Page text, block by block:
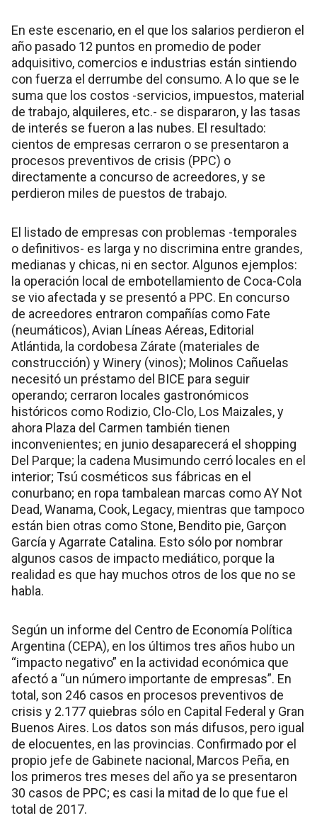
En este escenario, en el que los salarios perdieron el
año pasado 12 puntos en promedio de poder
adquisitivo, comercios e industrias están sintiendo
con fuerza el derrumbe del consumo. A lo que se le
suma que los costos -servicios, impuestos, material
de trabajo, alquileres, etc.- se dispararon, y las tasas
de interés se fueron a las nubes. El resultado:
cientos de empresas cerraron o se presentaron a
procesos preventivos de crisis (PPC) o
directamente a concurso de acreedores, y se
perdieron miles de puestos de trabajo.
El listado de empresas con problemas -temporales
o definitivos- es larga y no discrimina entre grandes,
medianas y chicas, ni en sector. Algunos ejemplos:
la operación local de embotellamiento de Coca-Cola
se vio afectada y se presentó a PPC. En concurso
de acreedores entraron compañías como Fate
(neumáticos), Avian Líneas Aéreas, Editorial
Atlántida, la cordobesa Zárate (materiales de
construcción) y Winery (vinos); Molinos Cañuelas
necesitó un préstamo del BICE para seguir
operando; cerraron locales gastronómicos
históricos como Rodizio, Clo-Clo, Los Maizales, y
ahora Plaza del Carmen también tienen
inconvenientes; en junio desaparecerá el shopping
Del Parque; la cadena Musimundo cerró locales en el
interior; Tsú cosméticos sus fábricas en el
conurbano; en ropa tambalean marcas como AY Not
Dead, Wanama, Cook, Legacy, mientras que tampoco
están bien otras como Stone, Bendito pie, Garçon
García y Agarrate Catalina. Esto sólo por nombrar
algunos casos de impacto mediático, porque la
realidad es que hay muchos otros de los que no se
habla.
Según un informe del Centro de Economía Política
Argentina (CEPA), en los últimos tres años hubo un
“impacto negativo” en la actividad económica que
afectó a “un número importante de empresas”. En
total, son 246 casos en procesos preventivos de
crisis y 2.177 quiebras sólo en Capital Federal y Gran
Buenos Aires. Los datos son más difusos, pero igual
de elocuentes, en las provincias. Confirmado por el
propio jefe de Gabinete nacional, Marcos Peña, en
los primeros tres meses del año ya se presentaron
30 casos de PPC; es casi la mitad de lo que fue el
total de 2017.